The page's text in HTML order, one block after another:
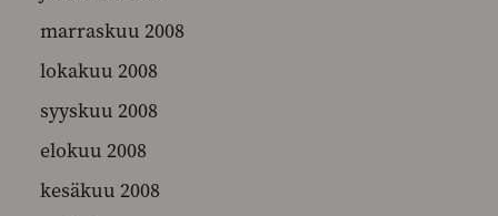
marraskuu 2008
lokakuu 2008
syyskuu 2008
elokuu 2008
kesäkuu 2008